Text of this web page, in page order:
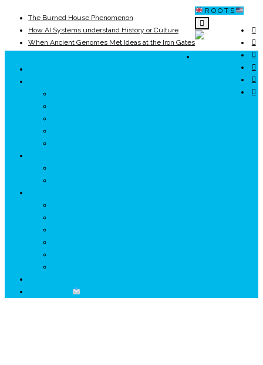
R O O T S
How AI Systems understand History or Culture
When Ancient Genomes Met Ideas at the Iron Gates
The Danube River „Bone Network”